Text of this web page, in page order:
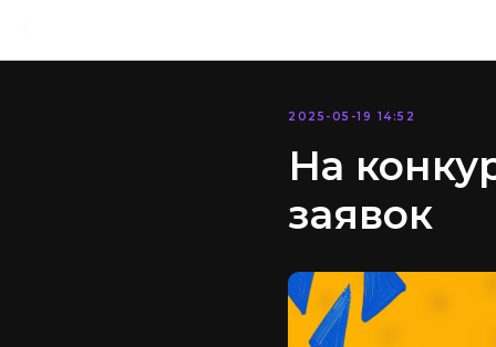
2025-05-19 14:52
На
заявок